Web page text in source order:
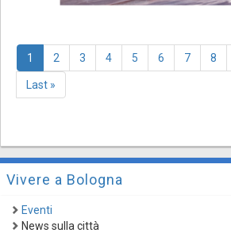
Paginazione
Pagina
attuale
1 Page
2 Page
3 Page
4 Page
5 Page
6 Page
7 Page
8
Last
page
Last »
Vivere a Bologna
Eventi
News sulla città